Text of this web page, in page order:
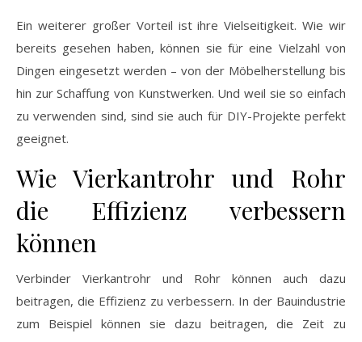
Ein weiterer großer Vorteil ist ihre Vielseitigkeit. Wie wir
bereits gesehen haben, können sie für eine Vielzahl von
Dingen eingesetzt werden – von der Möbelherstellung bis
hin zur Schaffung von Kunstwerken. Und weil sie so einfach
zu verwenden sind, sind sie auch für DIY-Projekte perfekt
geeignet.
Wie Vierkantrohr und Rohr
die Effizienz verbessern
können
Verbinder Vierkantrohr und Rohr können auch dazu
beitragen, die Effizienz zu verbessern. In der Bauindustrie
zum Beispiel können sie dazu beitragen, die Zeit zu